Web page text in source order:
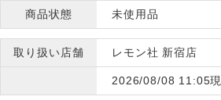
商品状態 未使用品
取り扱い店舗 レモン社 新宿店
2026/08/08 11:05